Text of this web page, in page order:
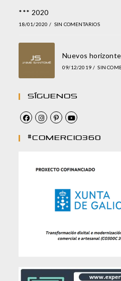
*** 2020
18/01/2020 / SIN COMENTARIOS
Nuevos
09/12/2019 / SIN
Síguenos
#comercio360